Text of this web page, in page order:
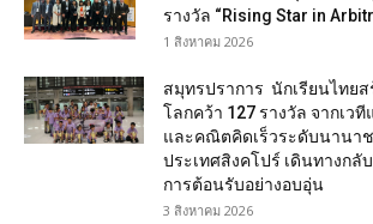
รางวัล “Rising Star in
1 สิงหาคม 2026
สมุทรปราการ นักเรียนไทยส
โลกคว้า 127 รางวัล จากเ
และคณิตคิดเร็วระดับนานา
ประเทศสิงคโปร์ เดินทางกลั
การต้อนรับอย่างอบอุ่น
3 สิงหาคม 2026